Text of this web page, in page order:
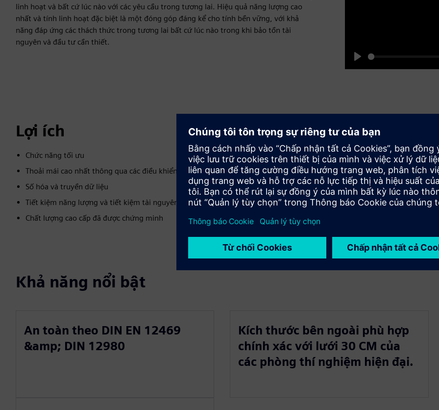
linh hoạt và bất cứ lúc nào với các yêu cầu trong tương lai. Hiệu quả năng lượng cao
nhất và tính linh hoạt đặc biệt là một đóng góp đáng kể cho tính bền vững, với khả
năng đáp ứng các thách thức trong tương lai bất cứ lúc nào trong khi bảo tồn tài
nguyên và đầu tư cần thiết.
Play
Lợi ích
Chức năng tối ưu
Thoải mái cao nhất thông qua các điều khiển sáng tạo
Số hóa và truyền dữ liệu
Tiết kiệm năng lượng và tiết kiệm tài nguyên
Chất lượng cao cấp đã được chứng minh
Khả năng nổi bật
An toàn theo DIN EN 12469
&amp; DIN 12980
Kích thước bên ngoài phù hợp
chính xác với lưới 30 CM của
các phòng thí nghiệm hiện đại.